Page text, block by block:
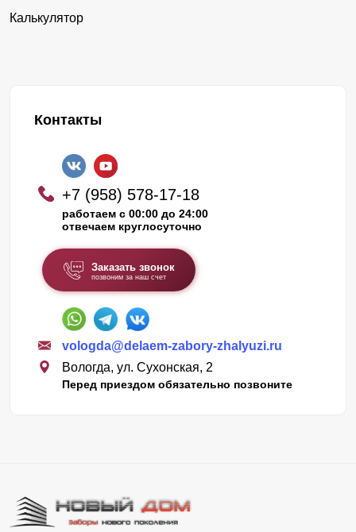
Калькулятор
Контакты
+7 (958) 578-17-18
работаем с 00:00 до 24:00
отвечаем круглосуточно
Заказать звонок
позвоним за наш счет
vologda@delaem-zabory-zhalyuzi.ru
Вологда, ул. Сухонская, 2
Перед приездом обязательно позвоните